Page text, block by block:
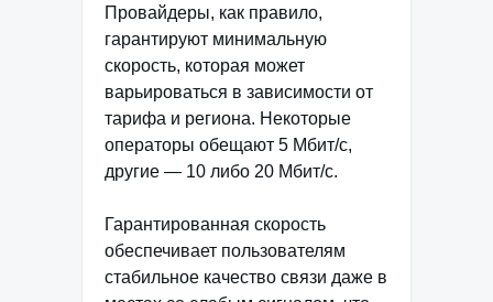
Провайдеры, как правило,
гарантируют минимальную
скорость, которая может
варьироваться в зависимости от
тарифа и региона. Некоторые
операторы обещают 5 Мбит/с,
другие — 10 либо 20 Мбит/с.
Гарантированная скорость
обеспечивает пользователям
стабильное качество связи даже в